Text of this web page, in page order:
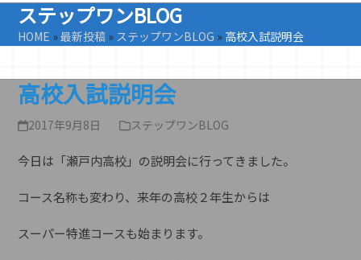
ステップワンBLOG
HOME »最新投稿 » ステップワンBLOG » 高校入試説明会
高校入試説明会
2017年9月8日 ステップワンBLOG
今日は「瀬戸内高校」の説明会に行ってきました。
コース名称も変わり、来年の高校２年生からは
スーパー特進コースも始まります。